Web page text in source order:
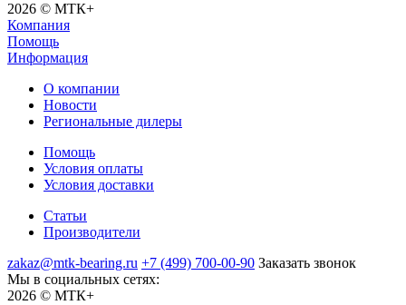
2026 © МТК+
Компания
Помощь
Информация
О компании
Новости
Региональные дилеры
Помощь
Условия оплаты
Условия доставки
Статьи
Производители
zakaz@mtk-bearing.ru +7 (499) 700-00-90 Заказать звонок
Мы в социальных сетях:
2026 © МТК+